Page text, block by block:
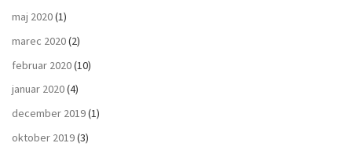
maj 2020(1)
marec 2020(2)
februar 2020(10)
januar 2020(4)
december 2019(1)
oktober 2019(3)